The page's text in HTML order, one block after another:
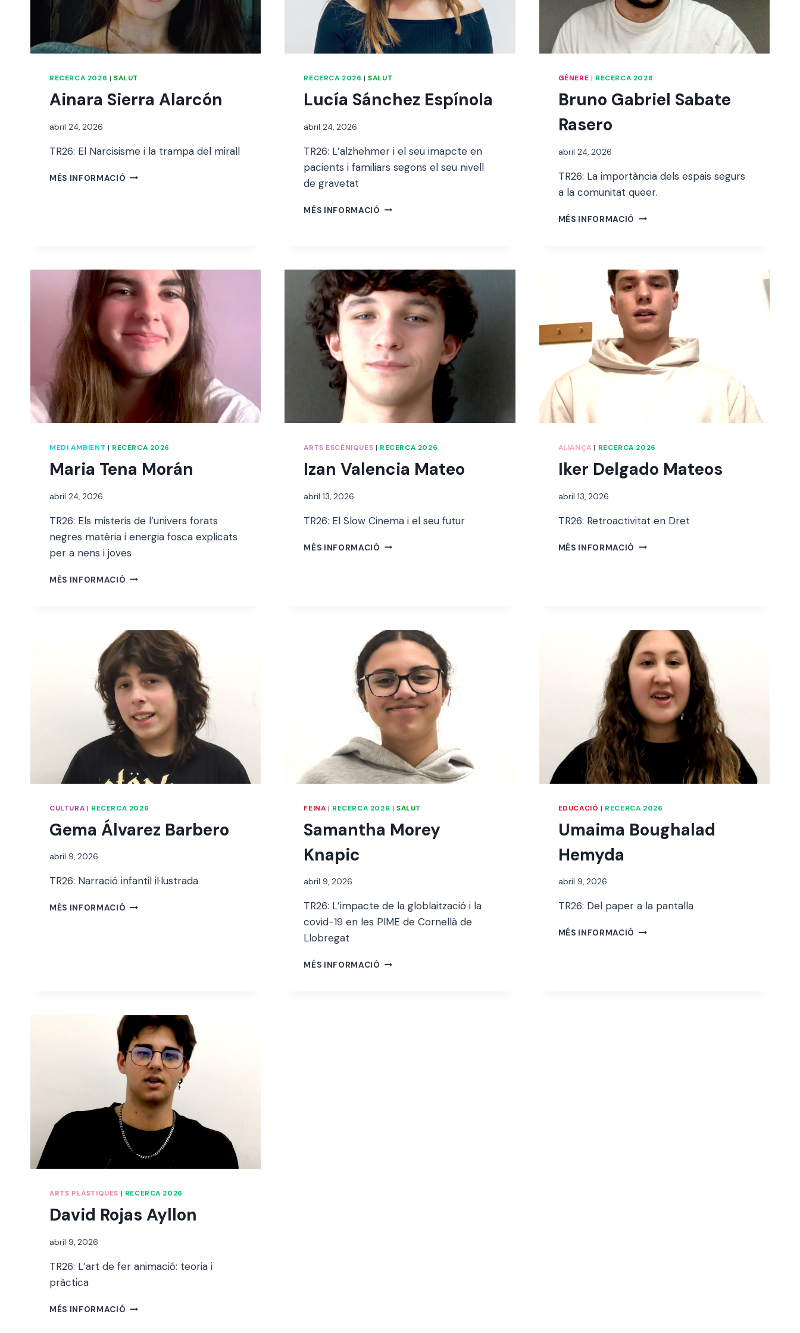
RECERCA 2026 | SALUT
Ainara Sierra Alarcón
Per
bello i
abril 24, 2026
TR26: El Narcisisme i la trampa del mirall
MÉS INFORMACIÓ AINARA
RECERCA 2026 |SALUT
Lucía Sánchez Espínola
Per
bello i
abellà
abril 24, 2026
TR26: L’alzhehmer i el seu imapcte en
pacients i familiars segons el seu nivell
de gravetat
MÉS INFORMACIÓ LUCÍA
GÈNERE | RECERCA 2026
Bruno Gabriel Sabate
Rasero
Per
bello i
abellà
abril 24, 2026
TR26: La importància dels espais segurs
a la comunitat queer.
MÉS INFORMACIÓ BRUNO
MEDI AMBIENT | RECERCA 2026
Maria Tena Morán
Per
bello i
abellà
abril 24, 2026
TR26: Els misteris de l’univers forats
negres matèria i energia fosca explicats
per a nens i joves
MÉS INFORMACIÓ MARIA
ARTS ESCÈNIQUES | RECERCA 2026
Izan Valencia Mateo
Per
bello i
abril 13, 2026
TR26: El Slow Cinema i el seu futur
MÉS INFORMACIÓ IZAN
ALIANÇA | RECERCA 2026
Iker Delgado Mateos
Per
bello i
abril 13, 2026
TR26: Retroactivitat en Dret
MÉS INFORMACIÓ IKER
CULTURA | RECERCA 2026
Gema Álvarez Barbero
Per
bello i
abril 9, 2026
TR26: Narració infantil il·lustrada
MÉS INFORMACIÓ GEMA
FEINA | RECERCA 2026 |SALUT
Samantha Morey
Knapic
Per
bello i
abellà
abril 9, 2026
TR26: L’impacte de la globlaització i la
covid-19 en les PIME de Cornellà de
Llobregat
MÉS INFORMACIÓ SAMANTHA
EDUCACIÓ | RECERCA 2026
Umaima Boughalad
Hemyda
Per
bello i
abril 9, 2026
TR26: Del paper a la pantalla
MÉS INFORMACIÓ UMAIMA
ARTS PLÀSTIQUES | RECERCA 2026
David Rojas Ayllon
Per
bello i
abellà
abril 9, 2026
TR26: L’art de fer animació: teoria i
pràctica
MÉS INFORMACIÓ DAVID